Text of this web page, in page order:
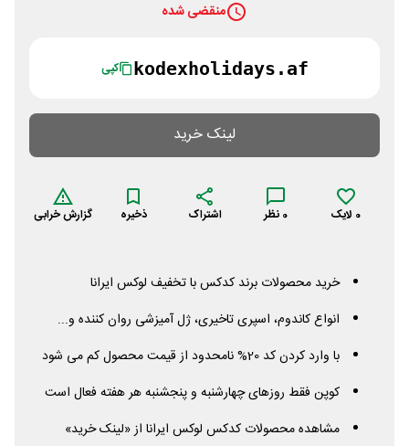
منقضی شده
kodexholidays.af کپی
لینک خرید
0 لایک 0 نظر اشتراک ذخیره گزارش خرابی
خرید محصولات برند کدکس با تخفیف لوکس ایرانا
انواع کاندوم، اسپری تاخیری، ژل آمیزشی روان کننده و...
با وارد کردن کد 20% نامحدود از قیمت محصول کم می شود
کوپن فقط روزهای چهارشنبه و پنجشنبه هر هفته فعال است
مشاهده محصولات کدکس لوکس ایرانا از «لینک خرید»